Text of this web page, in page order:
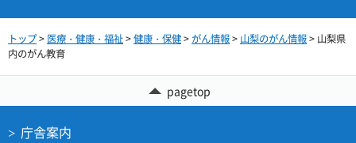
トップ> 医療・健康・福祉>健康・保健> がん情報> 山梨のがん情報> 山梨県
内のがん教育
pagetop
庁舎案内